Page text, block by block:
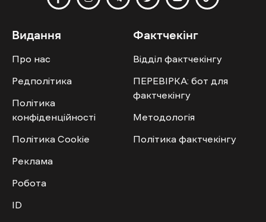
Видання
Про нас
Редполітика
Політика
конфіденційності
Політика Cookie
Реклама
Робота
ID
Фактчекінг
Відділ фактчекінгу
ПЕРЕВІРКА: бот для
фактчекінгу
Методологія
Політика фактчекінгу